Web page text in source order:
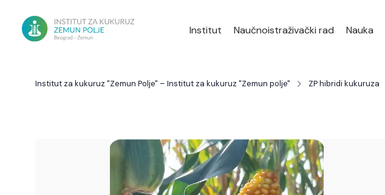
Institut Naučnoistraživački rad Nauka
Institut za kukuruz "Zemun Polje" – Institut za kukuruz "Zemun polje" ZP hibridi kukuruza